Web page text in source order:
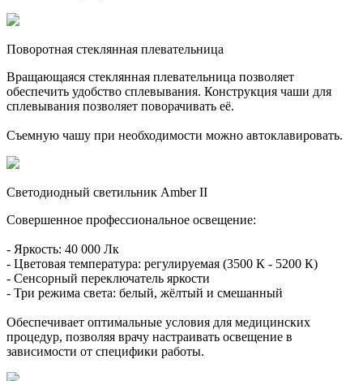
Поворотная стеклянная плевательница
Вращающаяся стеклянная плевательница позволяет
обеспечить удобство сплевывания. Конструкция чаши для
сплевывания позволяет поворачивать её.
Съемную чашу при необходимости можно автоклавировать.
Светодиодный светильник Amber II
Совершенное профессиональное освещение:
- Яркость: 40 000 Лк
- Цветовая температура: регулируемая (3500 К - 5200 К)
- Сенсорный переключатель яркости
- Три режима света: белый, жёлтый и смешанный
Обеспечивает оптимальные условия для медицинских
процедур, позволяя врачу настраивать освещение в
зависимости от специфики работы.